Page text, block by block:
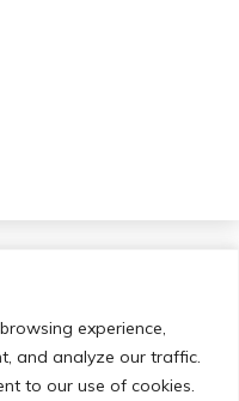
experience,
and analyze our traffic.
to our use of cookies.